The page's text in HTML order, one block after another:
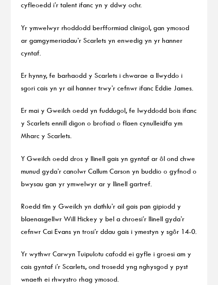
cyfleoedd i’r talent ifanc yn y ddwy ochr.
Yr ymwelwyr rhoddodd berfformiad clinigol, gan ymosod
ar gamgymeriadau’r Scarlets yn enwedig yn yr hanner
cyntaf.
Er hynny, fe barhaodd y Scarlets i chwarae a llwyddo i
sgori cais yn yr ail hanner trwy’r cefnwr ifanc Eddie James.
Er mai y Gweilch oedd yn fuddugol, fe lwyddodd bois ifanc
y Scarlets ennill digon o brofiad o flaen cynulleidfa ym
Mharc y Scarlets.
Y Gweilch oedd dros y llinell gais yn gyntaf ar ôl ond chwe
munud gyda’r canolwr Callum Carson yn buddio o gyfnod o
bwysau gan yr ymwelwyr ar y llinell gartref.
Roedd tîm y Gweilch yn dathlu’r ail gais pan gipiodd y
blaenasgellwr Will Hickey y bel a chroesi’r llinell gyda’r
cefnwr Cai Evans yn trosi’r ddau gais i ymestyn y sgôr 14-0.
Yr wythwr Carwyn Tuipulotu cafodd ei gyfle i groesi am y
cais gyntaf i’r Scarlets, ond trosedd yng nghysgod y pyst
wnaeth ei rhwystro rhag ymosod.